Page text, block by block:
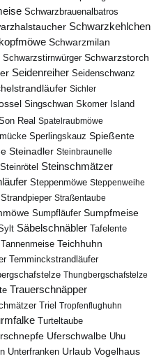
Schwarzbrauenalbatros
Schwarzkehlchen
Schwarzmilan
Schwarzstirnwürger Schwarzstorch
Seidenreiher Seidenschwanz
Sichler
Singschwan Skomer Island
Real Spatelraubmöwe
Sperlingskauz Spießente
Steinadler Steinbraunelle
Steinrötel Steinschmätzer
Steppenmöwe Steppenweihe
Strandpieper Straßentaube
Sumpfläufer Sumpfmeise
Säbelschnäbler Tafelente
Tannenmeise Teichhuhn
Temminckstrandläufer
Thungbergschafstelze
Trauerschnäpper
Triel Tropfenflughuhn
Turteltaube
Uferschwalbe Uhu
Unterfranken Urlaub Vogelhaus